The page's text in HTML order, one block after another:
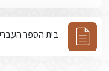
בית הספר העברי